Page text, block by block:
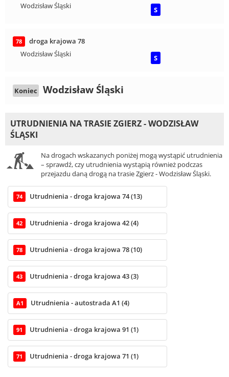
Wodzisław Śląski
S
78
droga krajowa 78
Wodzisław Śląski
S
Koniec Wodzisław Śląski
UTRUDNIENIA NA TRASIE ZGIERZ - WODZISŁAW
ŚLĄSKI
Na drogach wskazanych poniżej mogą wystąpić utrudnienia
– sprawdź, czy utrudnienia wystąpią również podczas
przejazdu daną drogą na trasie Zgierz - Wodzisław Śląski.
74 Utrudnienia - droga krajowa 74 (13)
42 Utrudnienia - droga krajowa 42 (4)
78 Utrudnienia - droga krajowa 78 (10)
43 Utrudnienia - droga krajowa 43 (3)
A1 Utrudnienia - autostrada A1 (4)
91 Utrudnienia - droga krajowa 91 (1)
71 Utrudnienia - droga krajowa 71 (1)